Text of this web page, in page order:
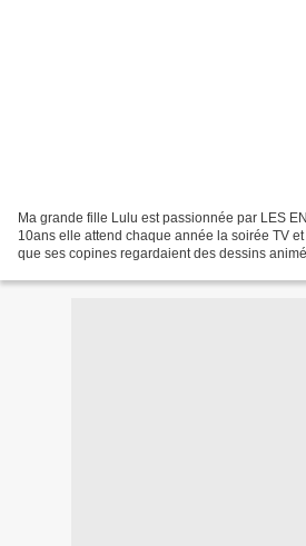
Ma grande fille Lulu est passionnée par LES
10ans elle attend chaque année la soirée TV
que ses copines regardaient des dessins